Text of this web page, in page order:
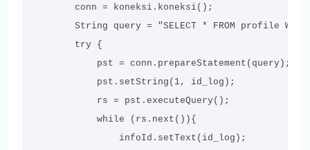
conn = koneksi.koneksi();
String query = "SELECT * FROM profile
try {
pst = conn.prepareStatement(query);
pst.setString(1, id_log);
rs = pst.executeQuery();
while (rs.next()){
infoId.setText(id_log);